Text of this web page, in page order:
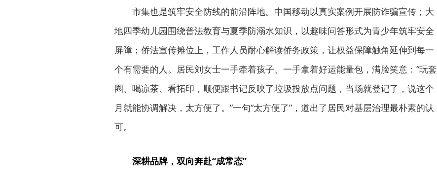
市集也是筑牢安全防线的前沿阵地。中国移动以真实案例开展防诈骗宣传；大
地四季幼儿园围绕普法教育与夏季防溺水知识，以趣味问答形式为青少年筑牢安全
屏障；侨法宣传摊位上，工作人员耐心解读侨务政策，让权益保障触角延伸到每一
个有需要的人。居民刘女士一手牵着孩子、一手拿着好运能量包，满脸笑意：“玩套
圈、喝凉茶、看拓印，顺便跟书记反映了垃圾投放点问题，当场就登记了，说这个
月就能协调解决，太方便了。”一句“太方便了”，道出了居民对基层治理最朴素的认
可。
深耕品牌，双向奔赴“成常态”